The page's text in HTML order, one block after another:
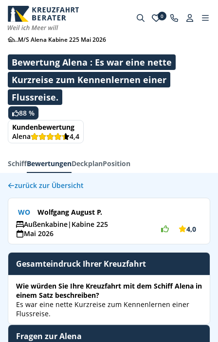
0
...M/S Alena Kabine 225 Mai 2026
Bewertung Alena : Es war eine nette
Kurzreise zum Kennenlernen einer
Flussreise.
88 %
Kundenbewertung
Alena
4,4
SchiffBewertungenDeckplanPosition
zurück zur Übersicht
WO
Wolfgang August P.
Außenkabine| Kabine 225
Mai 2026
4,0
Gesamteindruck Ihrer Kreuzfahrt
Wie würden Sie Ihre Kreuzfahrt mit dem Schiff Alena in
einem Satz beschreiben?
Es war eine nette Kurzreise zum Kennenlernen einer
Flussreise.
Fragen zur Alena